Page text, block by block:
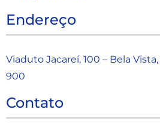
Endereço
Viaduto Jacareí, 100 – Bela Vista,
900
Contato